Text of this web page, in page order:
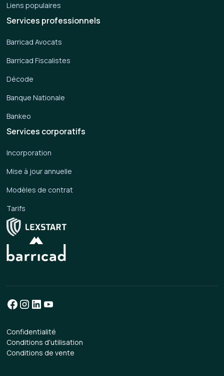
Services corporatifs
Incorporation
Mise à jour annuelle
Modèles de contrat
Tarifs
Services professionnels
Barricad Avocats
Barricad Fiscalistes
Décode
Banque Nationale
Bankeo
Liens populaires
Confidentialité
Conditions d'utilisation
Conditions de vente